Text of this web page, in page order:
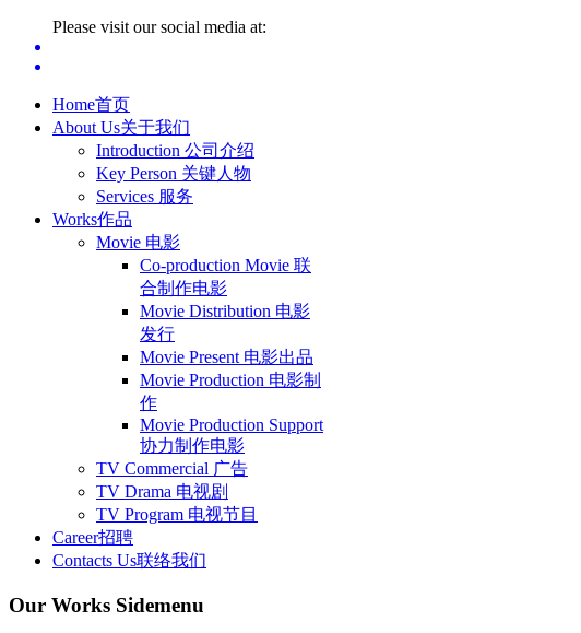
Please visit our social media at:
Home首页
About Us关于我们
Introduction 公司介绍
Key Person 关键人物
Services 服务
Works作品
Movie 电影
Co-production Movie 联
合制作电影
Movie Distribution 电影
发行
Movie Present 电影出品
Movie Production 电影制
作
Movie Production Support
协力制作电影
TV Commercial 广告
TV Drama 电视剧
TV Program 电视节目
Career招聘
Contacts Us联络我们
Our Works Sidemenu